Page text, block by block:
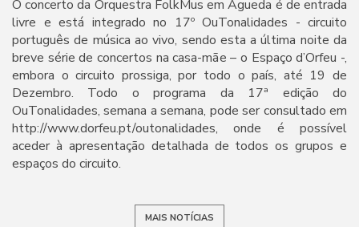
O concerto da Orquestra FolkMus em Águeda é de entrada
livre e está integrado no 17º OuTonalidades - circuito
português de música ao vivo, sendo esta a última noite da
breve série de concertos na casa-mãe – o Espaço d’Orfeu -,
embora o circuito prossiga, por todo o país, até 19 de
Dezembro. Todo o programa da 17ª edição do
OuTonalidades, semana a semana, pode ser consultado em
http://www.dorfeu.pt/outonalidades, onde é possível
aceder à apresentação detalhada de todos os grupos e
espaços do circuito.
MAIS NOTÍCIAS